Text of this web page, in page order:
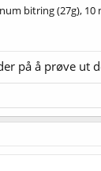
bitring (27g), 10
på å prøve ut